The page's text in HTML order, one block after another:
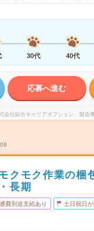
30代 40代
応募へ進む
会社綜合キャリアオプション 製造事
クモク作業の梱
長期
費別途支給あり 土日祝日